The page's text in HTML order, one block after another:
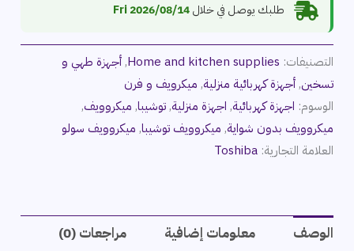
طلبك يوصل في خلال2026/08/14 Fri
التصنيفات: Home and kitchen supplies
,أجهزة طهي و
تسخين,أجهزة كهربائية منزلية, ميكرويف و فرن
الوسوم: اجهزة كهربائية, اجهزة منزلية,توشيبا, ميكروويف,
ميكروويف بدون شواية, ميكروويف توشيبا, ميكروويف سولو
العلامة التجارية:Toshiba
الوصف معلومات إضافية مراجعات (0)